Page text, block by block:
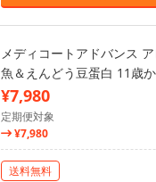
メディコートアドバンス
魚＆えんどう豆蛋白 11歳
¥7,980
定期便対象
¥7,980
送料無料